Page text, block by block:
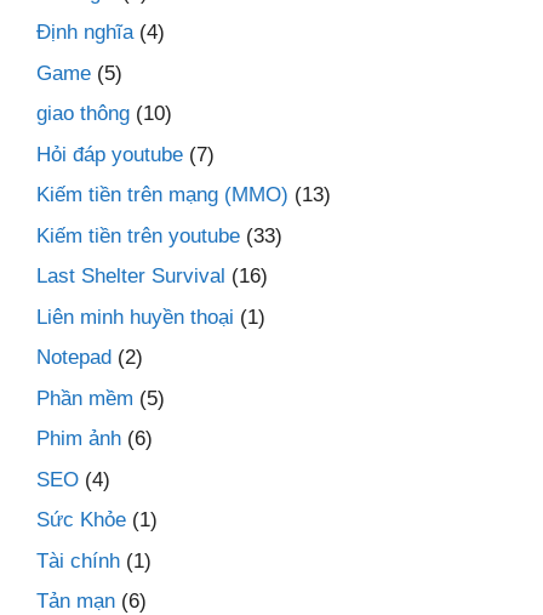
Định nghĩa(4)
Game (5)
giao thông (10)
Hỏi đáp youtube (7)
Kiếm tiền trên mạng (MMO) (13)
Kiếm tiền trên youtube (33)
Last Shelter Survival (16)
Liên minh huyền thoại (1)
Notepad (2)
Phần mềm (5)
Phim ảnh (6)
SEO (4)
Sức Khỏe (1)
Tài chính (1)
Tản mạn (6)